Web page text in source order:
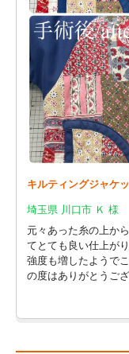
キルティングジャケ
埼玉県 川口市 Ｋ 様
元々あった糸の上か
てとても良い仕上が
強度も増したようで
の度はありがとうご